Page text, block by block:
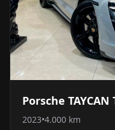
Porsche TAYCAN
2023•4.000 km